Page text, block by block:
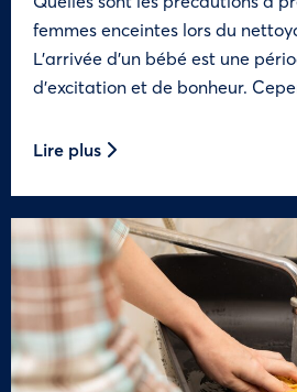
femmes enceintes lors du
L’arrivée d’un bébé est une
d’excitation et de bonheur.
Lire plus